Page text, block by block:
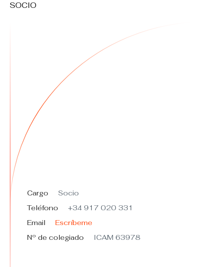
SOCIO
Cargo
Socio
Teléfono
+34 917 020 331
Email
Escríbeme
Nº de colegiado
ICAM 63978